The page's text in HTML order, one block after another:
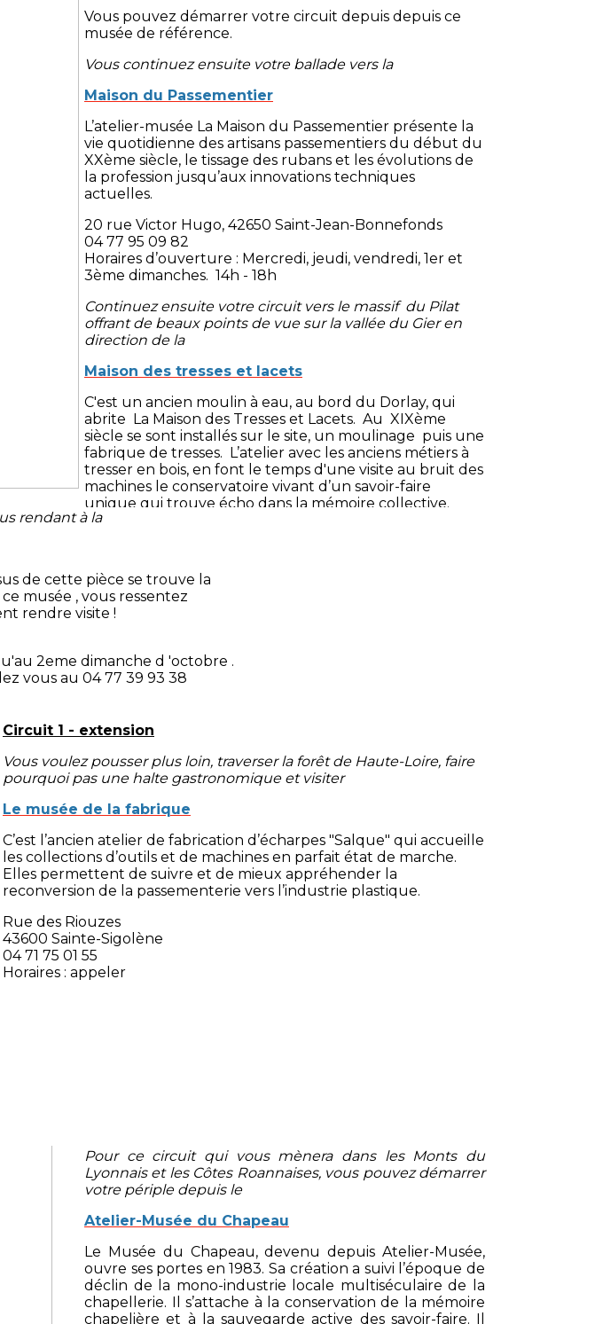
Vous pouvez démarrer votre circuit depuis depuis ce
musée de référence.
Vous continuez ensuite votre ballade vers la
Maison du Passementier
L’atelier-musée La Maison du Passementier présente la
vie quotidienne des artisans passementiers du début du
XXème siècle, le tissage des rubans et les évolutions de
la profession jusqu’aux innovations techniques
actuelles.
20 rue Victor Hugo, 42650 Saint-Jean-Bonnefonds
04 77 95 09 82
Horaires d’ouverture : Mercredi, jeudi, vendredi, 1er et
3ème dimanches. 14h - 18h
Continuez ensuite votre circuit vers le massif du Pilat
offrant de beaux points de vue sur la vallée du Gier en
direction de la
Maison des tresses et lacets
C'est un ancien moulin à eau, au bord du Dorlay, qui
abrite La Maison des Tresses et Lacets. Au XIXème
siècle se sont installés sur le site, un moulinage puis une
fabrique de tresses. L’atelier avec les anciens métiers à
tresser en bois, en font le temps d'une visite au bruit des
machines le conservatoire vivant d’un savoir-faire
unique qui trouve écho dans la mémoire collective.
rendant à la
de cette pièce se trouve la
musée , vous ressentez
rendre visite !
2eme dimanche d 'octobre .
vous au 04 77 39 93 38
Circuit 1 - extension
Vous voulez pousser plus loin, traverser la forêt de Haute-Loire, faire
pourquoi pas une halte gastronomique et visiter
Le musée de la fabrique
C’est l’ancien atelier de fabrication d’écharpes "Salque" qui accueille
les collections d’outils et de machines en parfait état de marche.
Elles permettent de suivre et de mieux appréhender la
reconversion de la passementerie vers l’industrie plastique.
Rue des Riouzes
43600 Sainte-Sigolène
04 71 75 01 55
Horaires : appeler
Pour ce circuit qui vous mènera dans les Monts du
Lyonnais et les Côtes Roannaises, vous pouvez démarrer
votre périple depuis le
Atelier-Musée du Chapeau
Le Musée du Chapeau, devenu depuis Atelier-Musée,
ouvre ses portes en 1983. Sa création a suivi l’époque de
déclin de la mono-industrie locale multiséculaire de la
chapellerie. Il s’attache à la conservation de la mémoire
chapelière et à la sauvegarde active des savoir-faire. Il